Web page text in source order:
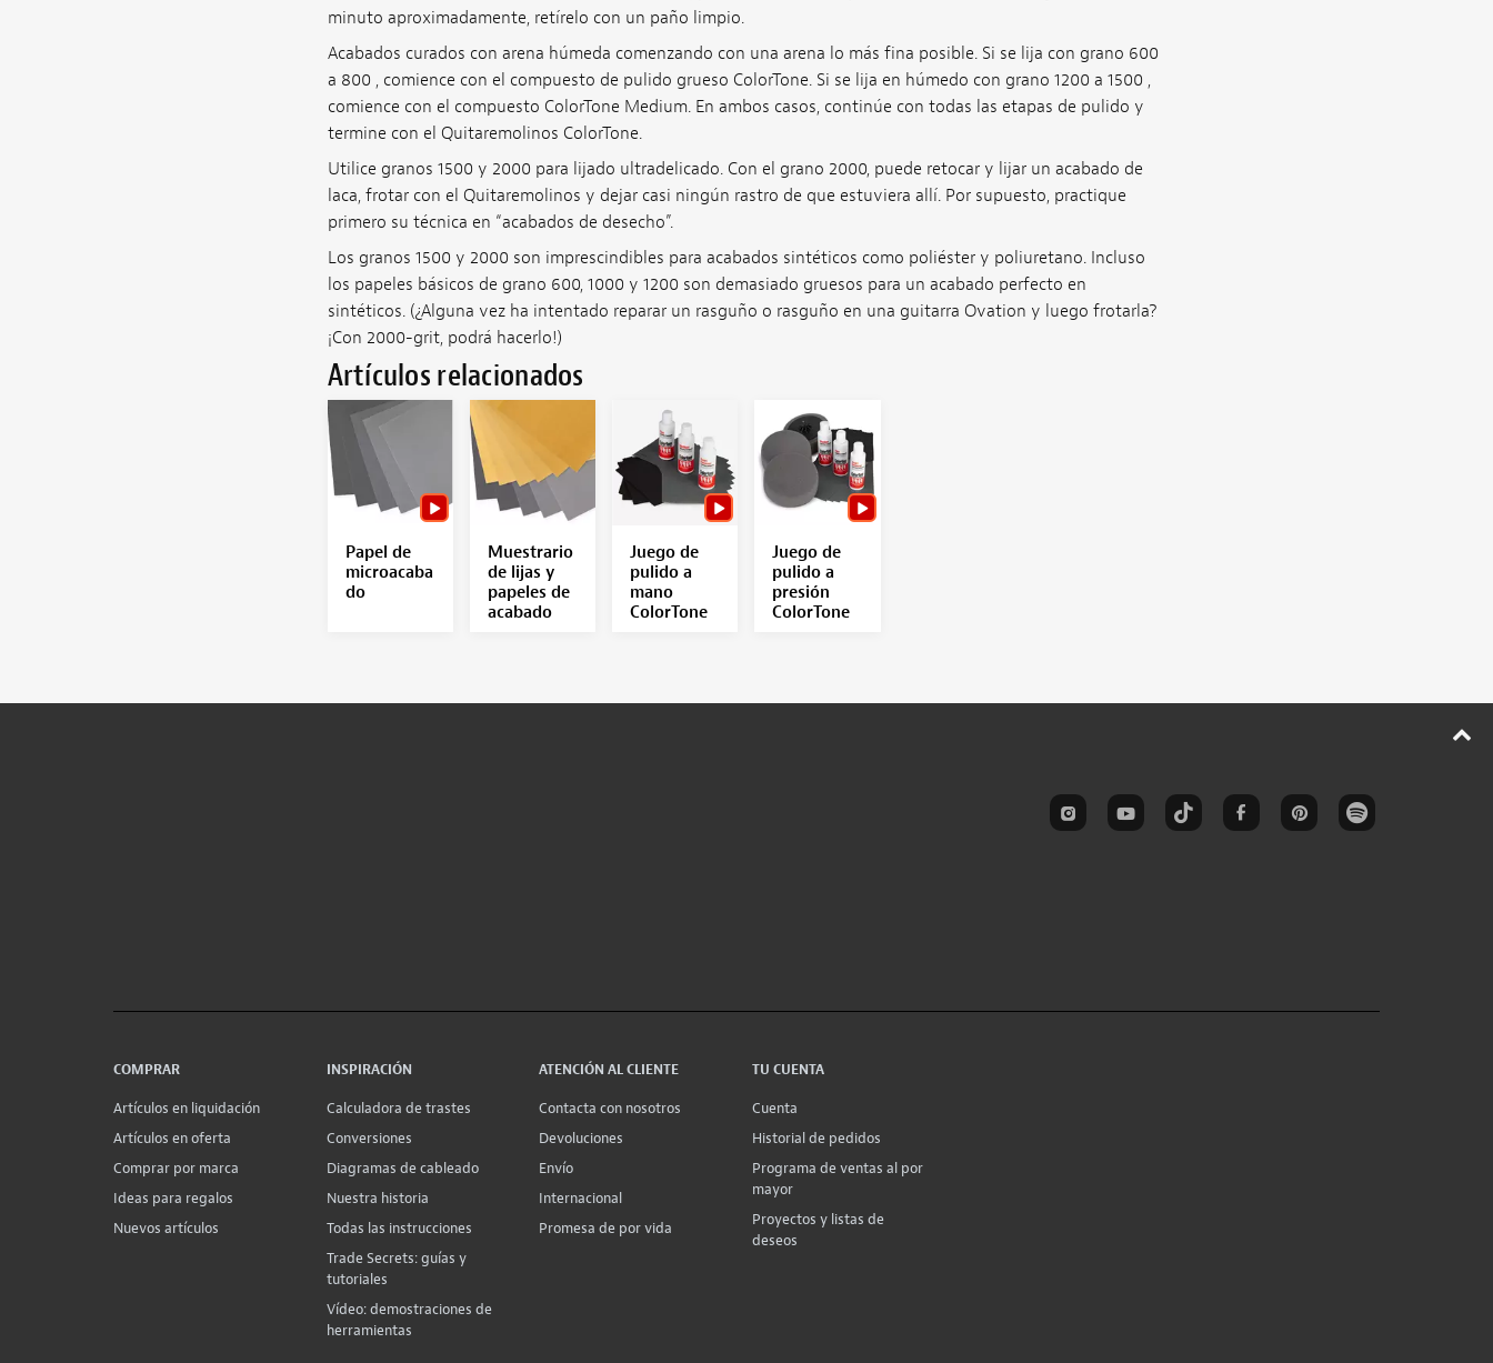
minuto aproximadamente, retírelo con un paño limpio.
Acabados curados con arena húmeda comenzando con una arena lo más fina posible. Si se lija con grano 600
a 800 , comience con el compuesto de pulido grueso ColorTone. Si se lija en húmedo con grano 1200 a 1500 ,
comience con el compuesto ColorTone Medium. En ambos casos, continúe con todas las etapas de pulido y
termine con el Quitaremolinos ColorTone.
Utilice granos 1500 y 2000 para lijado ultradelicado. Con el grano 2000, puede retocar y lijar un acabado de
laca, frotar con el Quitaremolinos y dejar casi ningún rastro de que estuviera allí. Por supuesto, practique
primero su técnica en “acabados de desecho”.
Los granos 1500 y 2000 son imprescindibles para acabados sintéticos como poliéster y poliuretano. Incluso
los papeles básicos de grano 600, 1000 y 1200 son demasiado gruesos para un acabado perfecto en
sintéticos. (¿Alguna vez ha intentado reparar un rasguño o rasguño en una guitarra Ovation y luego frotarla?
¡Con 2000-grit, podrá hacerlo!)
Artículos relacionados
Papel de
microacaba
do
Muestrario
de lijas y
papeles de
acabado
Juego de
pulido a
mano
ColorTone
Juego de
pulido a
presión
ColorTone
COMPRAR
Artículos en liquidación
Artículos en oferta
Comprar por marca
Ideas para regalos
Nuevos artículos
INSPIRACIÓN
Calculadora de trastes
Conversiones
Diagramas de cableado
Nuestra historia
Todas las instrucciones
Trade Secrets: guías y
tutoriales
Vídeo: demostraciones de
herramientas
ATENCIÓN AL CLIENTE
Contacta con nosotros
Devoluciones
Envío
Internacional
Promesa de por vida
TU CUENTA
Cuenta
Historial de pedidos
Programa de ventas al por
mayor
Proyectos y listas de
deseos